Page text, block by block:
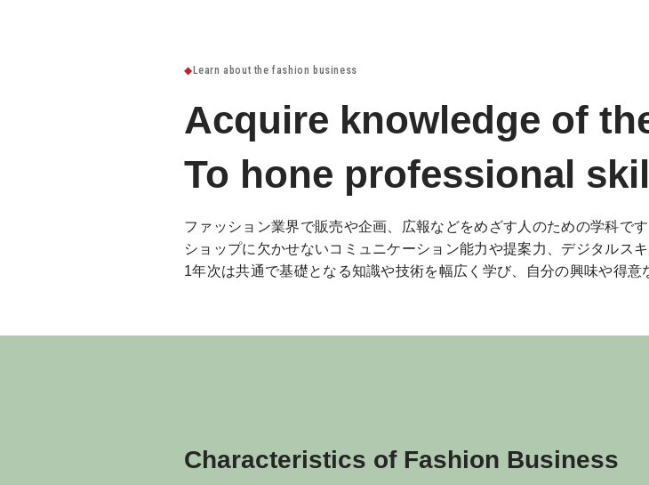
Learn about the fashion business
Acquire knowledge of
To hone professional
ファッション業界で販売や企画、広報などをめざす人のための学科です
ショップに欠かせないコミュニケーション能力や提案力、デジタルスキ
1年次は共通で基礎となる知識や技術を幅広く学び、自分の興味や得意
Characteristics of Fashion Business